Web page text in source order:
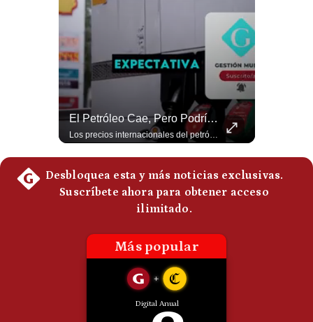
Preguntas
Frecuentes
El Petróleo Cae, Pero Podría Dispararse Nuevamente | #radar24
Los precios internacionales del petróleo retrocedieron ante la posibilidad de un acuerdo para reabrir el estrecho de Ormuz. Sin embargo, la caída responde solo a una expectativa diplomática y un nuevo ataque contra un buque podría hacer regresar rápidamente la prima de riesgo. #Petroleo #EstrechoDeOrmuz #EconomiaGlobal #MercadoPetrolero #Crudo #NoticiasEconomicas #Geopolitica #Shorts 👉 Suscríbete y activa la campana para no perderte nuestro análisis diario. 🌎 Síguenos en nuestras redes sociales: 📌 Web oficial: https://gestion.pe/mundo/ 📌 LinkedIn: http://bit.ly/3HYIET0 📌 X (Twitter): http://bit.ly/4noZtX9 📌 TikTok: http://bit.ly/4evB6TO